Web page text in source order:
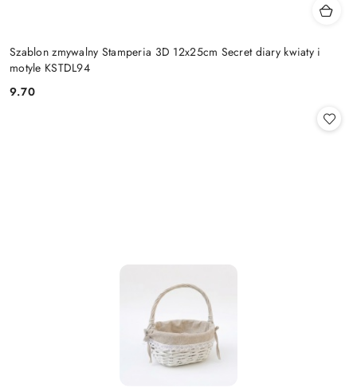
Szablon zmywalny Stamperia 3D 12x25cm Secret diary kwiaty i
motyle KSTDL94
Cena:
9.70